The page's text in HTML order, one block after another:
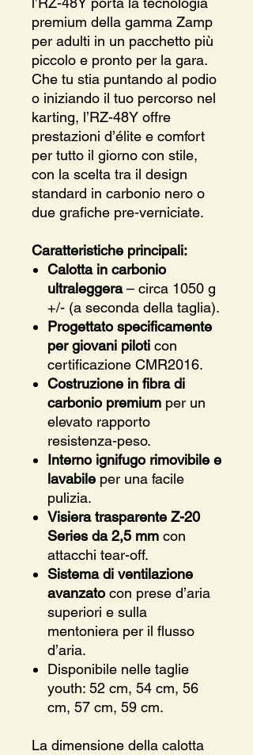
premium della gamma Zamp
per adulti in un pacchetto più
piccolo e pronto per la gara.
Che tu stia puntando al podio
o iniziando il tuo percorso nel
karting, l’RZ-48Y offre
prestazioni d’élite e comfort
per tutto il giorno con stile,
con la scelta tra il design
standard in carbonio nero o
due grafiche pre-verniciate.
Caratteristiche principali:
Calotta in carbonio
ultraleggera– circa 1050 g
+/- (a seconda della taglia).
Progettato specificamente
per giovani piloti con
certificazione CMR2016.
Costruzione in fibra di
carbonio premium per un
elevato rapporto
resistenza-peso.
Interno ignifugo rimovibile e
lavabile per una facile
pulizia.
Visiera trasparente Z-20
Series da 2,5 mm con
attacchi tear-off.
Sistema di ventilazione
avanzato con prese d’aria
superiori e sulla
mentoniera per il flusso
d’aria.
Disponibile nelle taglie
youth: 52 cm, 54 cm, 56
cm, 57 cm, 59 cm.
La dimensione della calotta